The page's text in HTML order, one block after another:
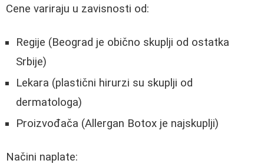
Cene variraju u zavisnosti od:
Regije (Beograd je obično skuplji od ostatka
Srbije)
Lekara (plastični hirurzi su skuplji od
dermatologa)
Proizvođača (Allergan Botox je najskuplji)
Načini naplate: